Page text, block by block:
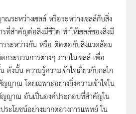
ระหว่างเซลล์ หรือระหว่างเซลล์กับสิ่ง
ที่สำคัญต่อสิ่งมีชีวิต ทำให้เซลล์ของสิ่งมี
ระหว่างกัน หรือ ติดต่อกับสิ่งแวดล้อม
กระบวนการต่างๆ ภายในเซลล์ เพื่อ
นั้น ความรู้ความเข้าใจเกี่ยวกับกลไก
ญาณ โดยเฉพาะอย่างยิ่งความเข้าใจใน
ญาณ อันเป็นองค์ประกอบที่สำคัญใน
ระโยชน์อย่างมากต่อวงการแพทย์ ใน